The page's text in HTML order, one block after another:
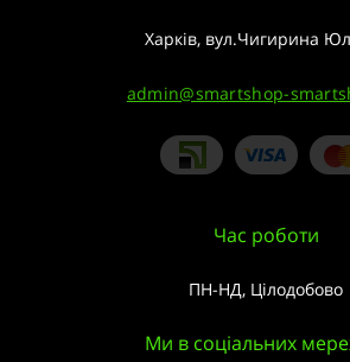
Харків, вул.Чигирина
admin@smartshop-
Час роботи
ПН-НД, Цілодобово
Ми в соціальних